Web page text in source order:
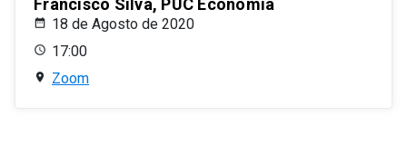
Francisco Silva, PUC Economía
18 de Agosto de 2020
17:00
Zoom